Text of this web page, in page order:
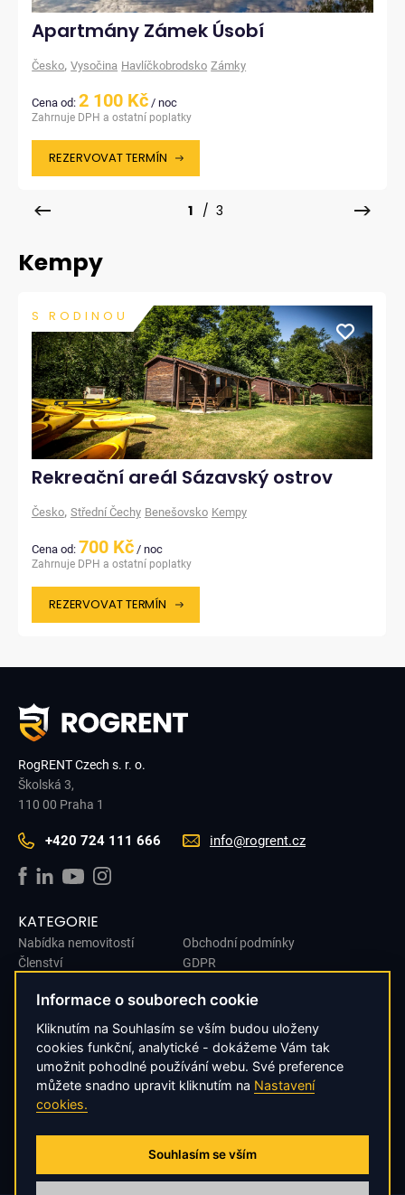
Apartmány Zámek Úsobí
Česko,Vysočina Havlíčkobrodsko Zámky
Cena od:2 100 Kč / noc
Zahrnuje DPH a ostatní poplatky
REZERVOVAT TERMÍN
1 / 3
Kempy
S RODINOU
Rekreační areál Sázavský ostrov
Česko, Střední Čechy Benešovsko Kempy
Cena od: 700 Kč/ noc
Zahrnuje DPH a ostatní poplatky
REZERVOVAT TERMÍN
RogRENT Czech s. r. o.
Školská 3,
110 00 Praha 1
+420 724 111 666 info@rogrent.cz
KATEGORIE
Nabídka nemovitostí
Členství
Kontakt
Dárkové poukazy
Nabídnout nemovitosti
Obchodní podmínky
GDPR
ODBĚR NOVINEK
Chcete mít informace o nových místech a novinkách z první ruky?
ODESLAT SOUHLAS
Informace o souborech cookie
Kliknutím na Souhlasím se vším budou uloženy
cookies funkční, analytické - dokážeme Vám tak
umožnit pohodlné používání webu. Své preference
můžete snadno upravit kliknutím na Nastavení
cookies.
Souhlasím se vším